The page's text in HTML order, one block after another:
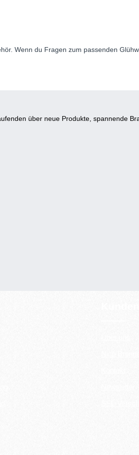
Wenn du Fragen zum passenden
über neue Produkte, spannende